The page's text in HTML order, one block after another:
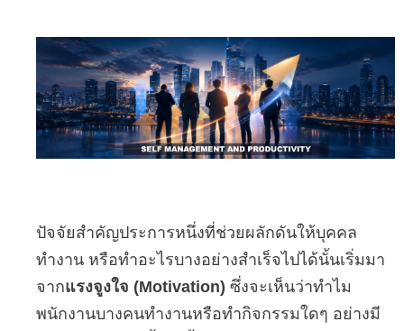
ปัจจัยสำคัญประการหนึ่งที่ช่วยผลักดันให้บุคคล
ทำงาน หรือทำอะไรบางอย่างสำเร็จไปได้นั้นเริ่มมา
จากแรงจูงใจ (Motivation) ซึ่งจะเห็นว่าทำไม
พนักงานบางคนทำงานหรือทำกิจกรรมใดๆ อย่างมี